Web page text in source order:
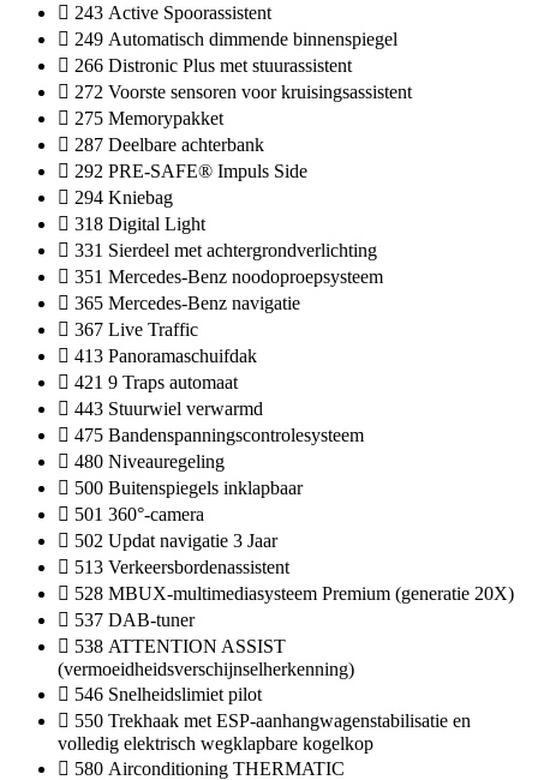
243 Active Spoorassistent
249 Automatisch dimmende binnenspiegel
266 Distronic Plus met stuurassistent
272 Voorste sensoren voor kruisingsassistent
275 Memorypakket
287 Deelbare achterbank
292 PRE-SAFE® Impuls Side
294 Kniebag
318 Digital Light
331 Sierdeel met achtergrondverlichting
351 Mercedes-Benz noodoproepsysteem
365 Mercedes-Benz navigatie
367 Live Traffic
413 Panoramaschuifdak
421 9 Traps automaat
443 Stuurwiel verwarmd
475 Bandenspanningscontrolesysteem
480 Niveauregeling
500 Buitenspiegels inklapbaar
501 360°-camera
502 Updat navigatie 3 Jaar
513 Verkeersbordenassistent
528 MBUX-multimediasysteem Premium (generatie 20X)
537 DAB-tuner
538 ATTENTION ASSIST
(vermoeidheidsverschijnselherkenning)
546 Snelheidslimiet pilot
550 Trekhaak met ESP-aanhangwagenstabilisatie en
volledig elektrisch wegklapbare kogelkop
580 Airconditioning THERMATIC